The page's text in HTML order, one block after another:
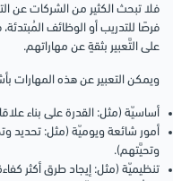
فلا تبحث الكثير من الشركات عن
فرصًا للتدريب أو الوظائف
على التَّعبير بثقةٍ عن مهاراتهم.
ويمكن التعبير عن هذه المهارات
أساسيّة (مثل: القدرة على بناء
أمور شائعة ويوميّة (مثل: تحديد
وتحيَّتهم).
تنظيميّة (مثل: إيجاد طرق أكثر